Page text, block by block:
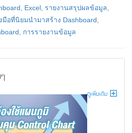
Excel รายงานสรุปผลข้อมูล
มือที่นิยมนำมาสร้าง Dashboard
การรายงานข้อมูล
ดูเพิ่มเติม